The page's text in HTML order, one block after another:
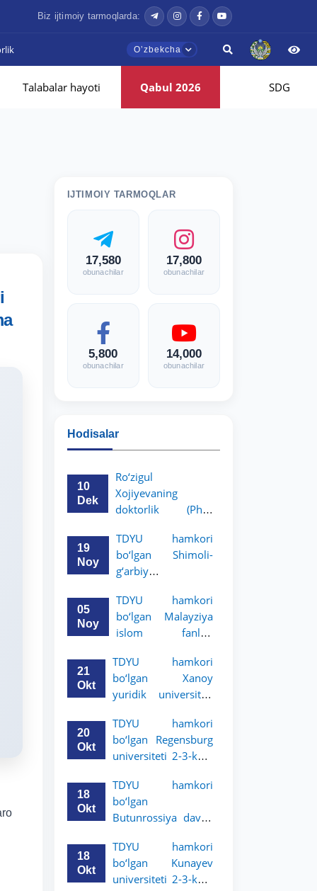
Biz ijtimoiy tarmoqlarda:
Oʼzbekcha
Talabalar hayoti Qabul 2026 SDG
IJTIMOIY TARMOQLAR
17,580
obunachilar
17,800
obunachilar
5,800
obunachilar
14,000
obunachilar
Hodisalar
10
Dek
Ro‘zigul
Xojiyevaning
doktorlik (PhD)
himoyasi bo‘lib
o‘tadi
19
Noy
TDYU hamkori
bo‘lgan Shimoli-
g‘arbiy
huquq universiteti
2-3-kurs talabalari
uchun akademik
e’lon qildi
05
Noy
TDYU hamkori
bo‘lgan Malayziya
islom fanlari
kurs talabalari
uchun akademik
mobillik dasturini
21
Okt
TDYU hamkori
bo‘lgan Xanoy
yuridik universiteti
talabalari uchun
akademik mobillik
dasturini e’lon qildi
20
Okt
TDYU hamkori
bo‘lgan Regensburg
universiteti 2-3-kurs
akademik mobillik
dasturini e’lon qildi
18
Okt
TDYU hamkori
bo‘lgan
Butunrossiya davlat
3-kurs talabalari
uchun akademik
mobillik dasturini
18
Okt
TDYU hamkori
bo‘lgan Kunayev
universiteti 2-3-kurs